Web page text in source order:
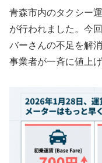
青森市内のタクシー運
が行われました。今
バーさんの不足を解
事業者が一斉に値上